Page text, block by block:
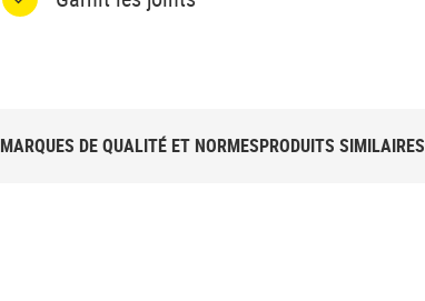
MARQUES DE QUALITÉ ET NORMESPRODUITS SIMILAIRES